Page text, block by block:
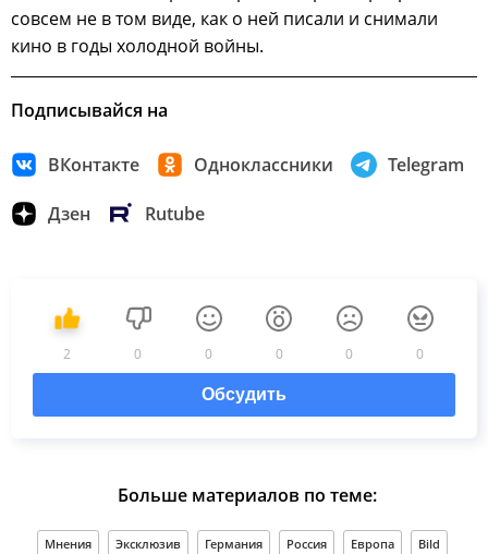
совсем не в том виде, как о ней писали и снимали
кино в годы холодной войны.
Подписывайся на
ВКонтакте Одноклассники Telegram
Дзен Rutube
2 0 0 0 0 0
Обсудить
Больше материалов по теме:
Мнения Эксклюзив Германия Россия Европа Bild